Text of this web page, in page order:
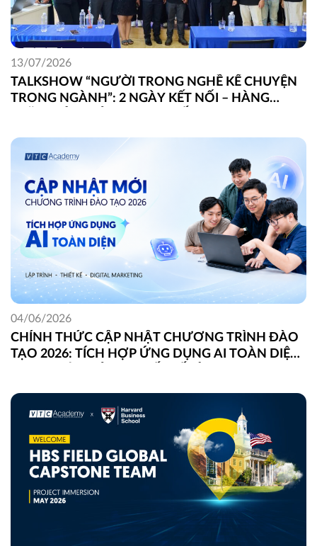
TALKSHOW “NGƯỜI TRONG NGHỀ KỂ CHUYỆN
TRONG NGÀNH”: 2 NGÀY KẾT NỐI – HÀNG
13/07/2026
CHÍNH THỨC CẬP NHẬT CHƯƠNG TRÌNH ĐÀO
TẠO 2026: TÍCH HỢP ỨNG DỤNG AI TOÀN DIỆN
04/06/2026